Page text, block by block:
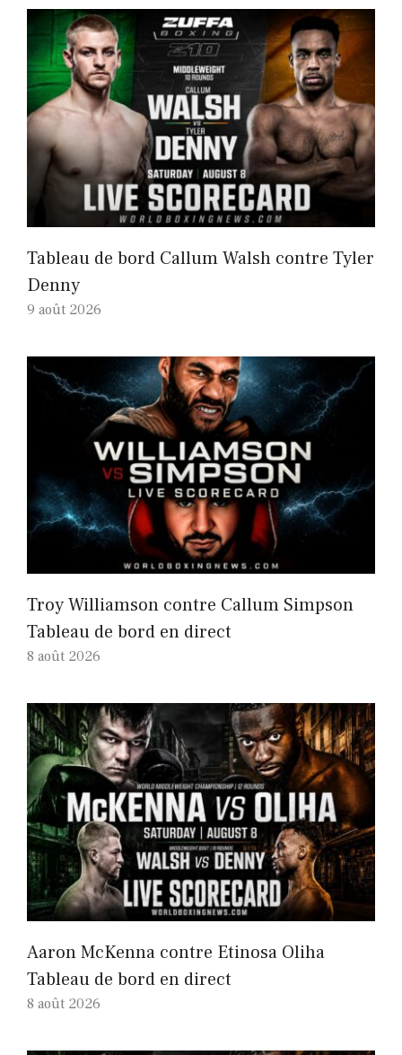
Tableau de bord Callum Walsh contre Tyler
Denny
9 août 2026
Troy Williamson contre Callum Simpson
Tableau de bord en direct
8 août 2026
Aaron McKenna contre Etinosa Oliha
Tableau de bord en direct
8 août 2026